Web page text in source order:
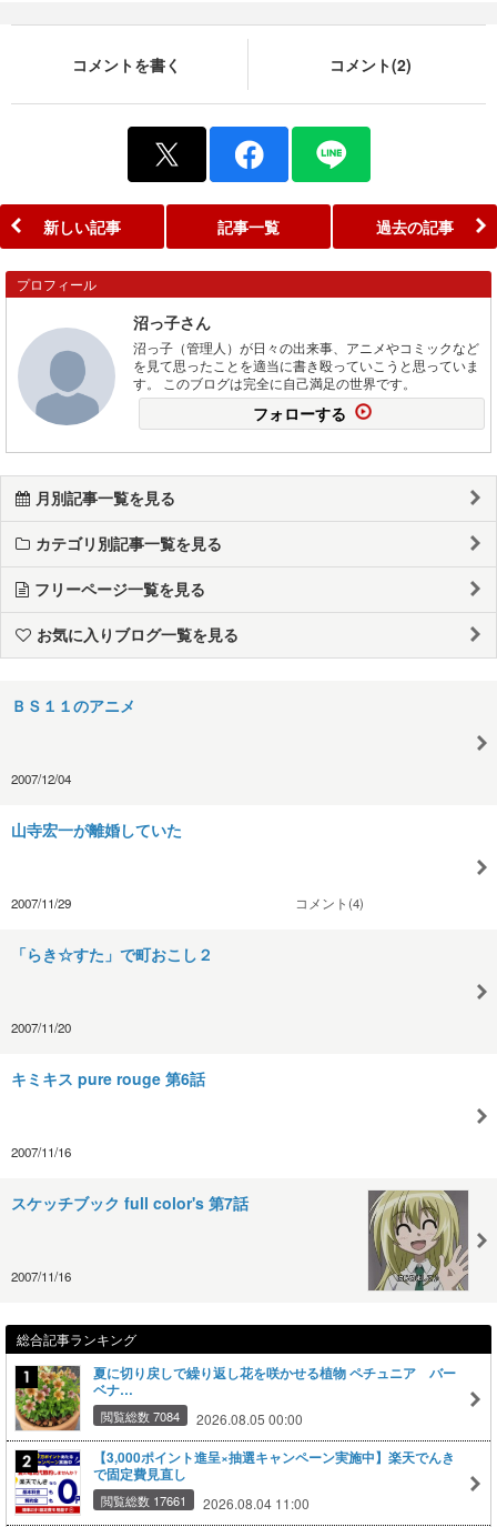
コメントを書く コメント(2)
新しい記事 記事一覧 過去の記事
プロフィール
沼っ子さん
沼っ子（管理人）が日々の出来事、アニメやコミックなど
を見て思ったことを適当に書き殴っていこうと思っていま
す。 このブログは完全に自己満足の世界です。
フォローする
月別記事一覧を見る
カテゴリ別記事一覧を見る
フリーページ一覧を見る
お気に入りブログ一覧を見る
ＢＳ１１のアニメ
2007/12/04
山寺宏一が離婚していた
2007/11/29 コメント(4)
「らき☆すた」で町おこし２
2007/11/20
キミキス pure rouge 第6話
2007/11/16
スケッチブック full color's 第7話
2007/11/16
総合記事ランキング
夏に切り戻しで繰り返し花を咲かせる植物 ペチュニア バー
ベナ…
閲覧総数 7084 2026.08.05 00:00
【3,000ポイント進呈×抽選キャンペーン実施中】楽天でんき
で固定費見直し
閲覧総数 17661 2026.08.04 11:00